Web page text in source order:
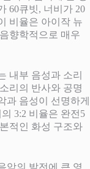
60큐빗, 너비가 20
비율은 아이작 뉴
향학적으로 매우
내부 음성과 소리
리의 반사와 공명
과 음성이 선명하게
3:2 비율은 완전5
적인 화성 구조와
악의 발전에 큰 영